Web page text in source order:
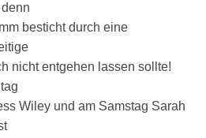
besticht durch eine
nicht entgehen lassen sollte!
Wiley und am Samstag Sarah